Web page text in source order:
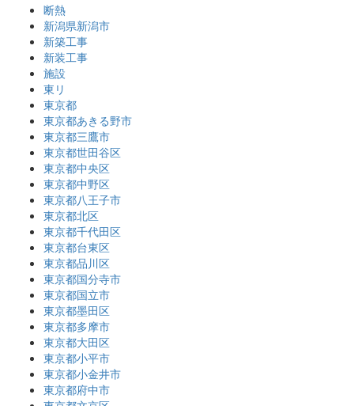
断熱
新潟県新潟市
新築工事
新装工事
施設
東リ
東京都
東京都あきる野市
東京都三鷹市
東京都世田谷区
東京都中央区
東京都中野区
東京都八王子市
東京都北区
東京都千代田区
東京都台東区
東京都品川区
東京都国分寺市
東京都国立市
東京都墨田区
東京都多摩市
東京都大田区
東京都小平市
東京都小金井市
東京都府中市